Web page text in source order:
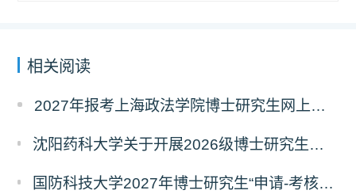
相关阅读
2027年报考上海政法学院博士研究生网上报名公告
沈阳药科大学关于开展2026级博士研究生录取后信息采集及档案调取等相关工作的通知
国防科技大学2027年博士研究生“申请-考核”制招生专业基础笔试考试大纲